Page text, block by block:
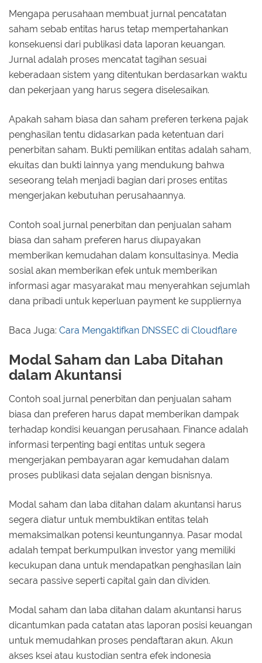
Mengapa perusahaan membuat jurnal pencatatan
saham sebab entitas harus tetap mempertahankan
konsekuensi dari publikasi data laporan keuangan.
Jurnal adalah proses mencatat tagihan sesuai
keberadaan sistem yang ditentukan berdasarkan waktu
dan pekerjaan yang harus segera diselesaikan.
Apakah saham biasa dan saham preferen terkena pajak
penghasilan tentu didasarkan pada ketentuan dari
penerbitan saham. Bukti pemilikan entitas adalah saham,
ekuitas dan bukti lainnya yang mendukung bahwa
seseorang telah menjadi bagian dari proses entitas
mengerjakan kebutuhan perusahaannya.
Contoh soal jurnal penerbitan dan penjualan saham
biasa dan saham preferen harus diupayakan
memberikan kemudahan dalam konsultasinya. Media
sosial akan memberikan efek untuk memberikan
informasi agar masyarakat mau menyerahkan sejumlah
dana pribadi untuk keperluan payment ke suppliernya
Baca Juga: Cara Mengaktifkan DNSSEC di Cloudflare
Modal Saham dan Laba Ditahan
dalam Akuntansi
Contoh soal jurnal penerbitan dan penjualan saham
biasa dan preferen harus dapat memberikan dampak
terhadap kondisi keuangan perusahaan. Finance adalah
informasi terpenting bagi entitas untuk segera
mengerjakan pembayaran agar kemudahan dalam
proses publikasi data sejalan dengan bisnisnya.
Modal saham dan laba ditahan dalam akuntansi harus
segera diatur untuk membuktikan entitas telah
memaksimalkan potensi keuntungannya. Pasar modal
adalah tempat berkumpulkan investor yang memiliki
kecukupan dana untuk mendapatkan penghasilan lain
secara passive seperti capital gain dan dividen.
Modal saham dan laba ditahan dalam akuntansi harus
dicantumkan pada catatan atas laporan posisi keuangan
untuk memudahkan proses pendaftaran akun. Akun
akses ksei atau kustodian sentra efek indonesia